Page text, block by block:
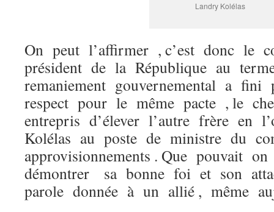
Landry Kolélas
On peut l’affirmer , c’est donc le
président de la République au
remaniement gouvernemental a
respect pour le même pacte , le
entrepris d’élever l’autre frère en
Kolélas au poste de ministre du
approvisionnements . Que pouvait
démontrer sa bonne foi et son
parole donnée à un allié , même